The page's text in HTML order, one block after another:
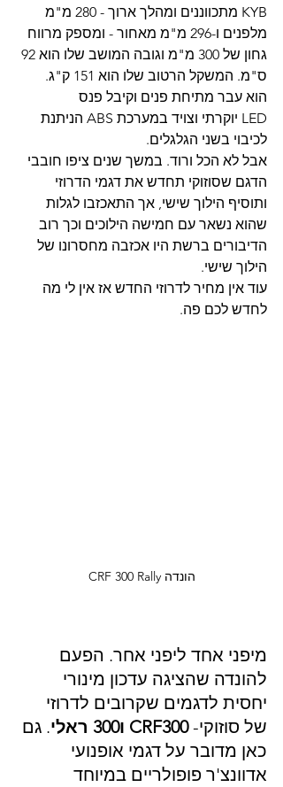
KYB מתכווננים ומהלך ארוך - 280 מ"מ
מלפנים ו-296 מ"מ מאחור - ומספק מרווח
ס"מ. המשקל הרטוב שלו הוא 151 ק"ג.
הוא עבר מתיחת פנים וקיבל פנס
LED יוקרתי וצויד במערכת ABS הניתנת
לכיבוי בשני הגלגלים.
אבל לא הכל ורוד. במשך שנים ציפו חובבי
הדגם שסוזוקי תחדש את דגמי הדרוזי
ותוסיף הילוך שישי, אך התאכזבו לגלות
שהוא נשאר עם חמישה הילוכים וכך רוב
הדיבורים ברשת היו אכזבה מחסרונו של
הילוך שישי.
עוד אין מחיר לדרוזי החדש אז אין לי מה
לחדש לכם פה.
הונדה CRF 300 Rally
מיפני אחד ליפני אחר. הפעם
להונדה שהציגה עדכון מינורי
יחסית לדגמים שקרובים לדרוזי
של סוזוקי- CRF300 ו300 ראלי
. גם
כאן מדובר על דגמי אופנועי
אדוונצ'ר פופולריים במיוחד